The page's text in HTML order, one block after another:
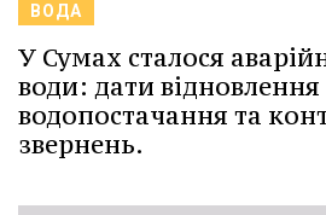
ВОДА
У Сумах сталося
води: дати відновлення
водопостачання та
звернень.